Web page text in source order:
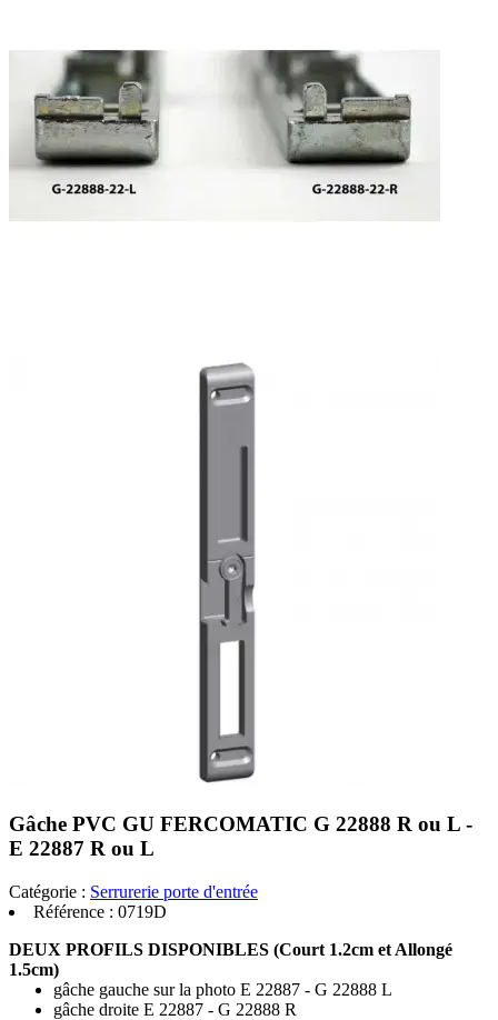
Gâche PVC GU FERCOMATIC G 22888 R ou L -
E 22887 R ou L
Catégorie : Serrurerie porte d'entrée
Référence : 0719D
DEUX PROFILS DISPONIBLES (Court 1.2cm et Allongé
1.5cm)
gâche gauche sur la photo E 22887 - G 22888 L
gâche droite E 22887 - G 22888 R